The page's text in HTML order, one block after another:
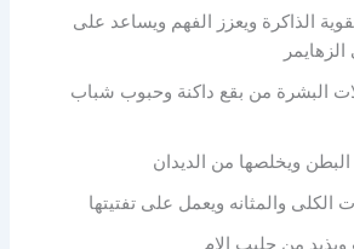
الذاكرة ويعزز الفهم ويساعد على
البشرة من بقع داكنة وحبوب شباب
البطن ويخلصها من الديدان
الكلى والمثانه ويعمل على تفتيتها
من حليب الام